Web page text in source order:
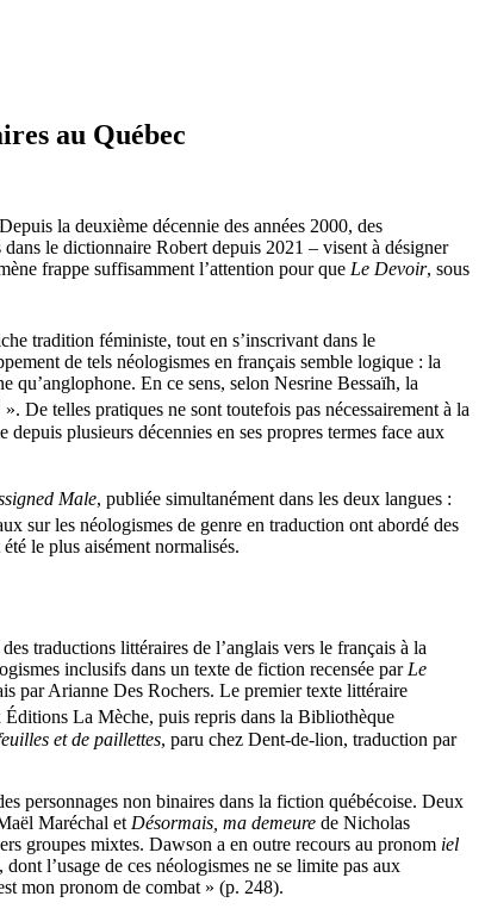
au Québec
la deuxième décennie des années 2000, des
dans le dictionnaire Robert depuis 2021 – visent à désigner
frappe suffisamment l’attention pour que Le Devoir, sous
tradition féministe, tout en s’inscrivant dans le
de tels néologismes en français semble logique : la
qu’anglophone. En ce sens, selon Nesrine Bessaïh, la
». De telles pratiques ne sont toutefois pas nécessairement à la
plusieurs décennies en ses propres termes face aux
Male, publiée simultanément dans les deux langues :
sur les néologismes de genre en traduction ont abordé des
le plus aisément normalisés.
traductions littéraires de l’anglais vers le français à la
inclusifs dans un texte de fiction recensée par Le
par Arianne Des Rochers. Le premier texte littéraire
La Mèche, puis repris dans la Bibliothèque
et de paillettes, paru chez Dent-de-lion, traduction par
personnages non binaires dans la fiction québécoise. Deux
Maréchal et Désormais, ma demeure de Nicholas
groupes mixtes. Dawson a en outre recours au pronom iel
l’usage de ces néologismes ne se limite pas aux
mon pronom de combat » (p. 248).